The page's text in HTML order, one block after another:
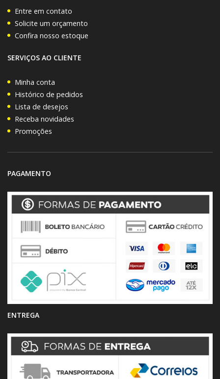
Entre em contato
Solicite um orçamento
Confira nosso estoque
SERVIÇOS AO CLIENTE
Minha conta
Histórico de pedidos
Lista de desejos
Receba novidades
Promoções
PAGAMENTO
ENTREGA